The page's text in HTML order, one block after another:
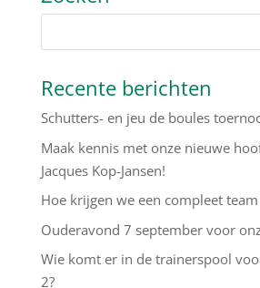
Recente berichten
Schutters- en jeu de boules
Maak kennis met onze nieuwe
Jacques Kop-Jansen!
Hoe krijgen we een compleet
Ouderavond 7 september voor
Wie komt er in de trainerspool
2?